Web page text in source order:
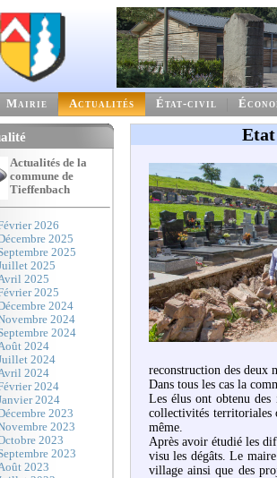
Mairie Actualités État-civil
Actualités de la
commune de
Tieffenbach
2026
2025
2025
2025
2025
2025
2024
2024
2024
2024
2024
2024
2024
2024
2023
2023
2023
2023
2023
reconstruction des deux
Dans tous les cas la
Les élus ont obtenu
collectivités territoriales
même.
Après avoir étudié les
visu les dégâts. Le
village ainsi que des